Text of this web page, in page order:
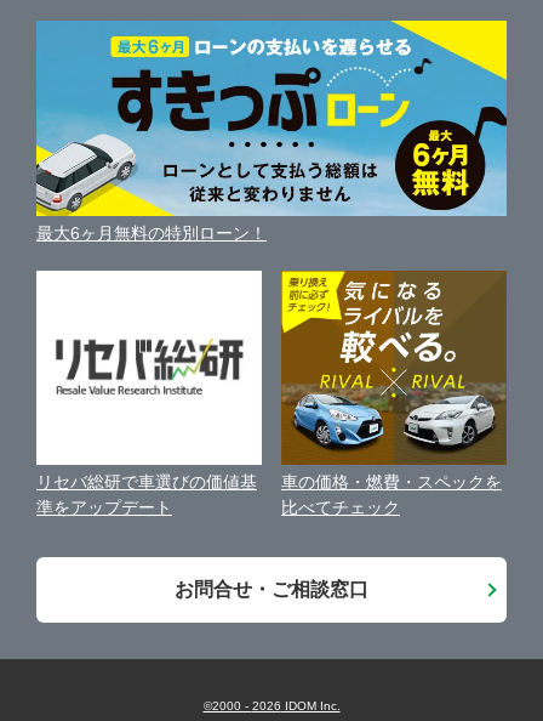
ガリバー富士宮店
ガリバー伊東店
ガリバー富士店
LIBERALA リベラーラ掛川
磐田市
藤枝市
袋井市
駿東郡清水町
静岡県
三重県
中古車人気ランキング
自動車ローンを調べる
ガリバーの自動車ローン
車買い替えの基礎知識
近くのお店で車を探す
車を売る時よくある質問
便利な査定サービス
中古車買取相場（毎月更新）
車の個人売買ガイド
新車・中古車カタログ
車の燃費を調べる
車種別クチコミ
車比較サイト
サイトマップ
サイトの使用条件
利用規約
保険代理店業務に関する基本方針
古物営業法に基づく表示
お客様の声
会社案内
最大6ヶ月無料の特別ローン！
リセバ総研で車選びの価値基
準をアップデート
車の価格・燃費・スペックを
比べてチェック
お問合せ・ご相談窓口
©2000 - 2026 IDOM Inc.